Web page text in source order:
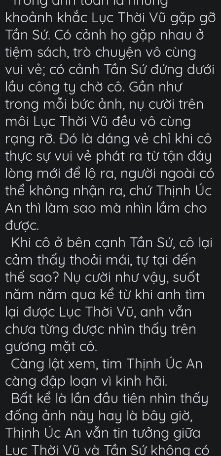
khoảnh khắc Lục Thời Vũ gặp gỡ
Tần Sứ. Có cảnh họ gặp nhau ở
tiệm sách, trò chuyện vô cùng
vui vẻ; có cảnh Tần Sứ đứng dưới
lầu công ty chờ cô. Gần như
trong mỗi bức ảnh, nụ cười trên
môi Lục Thời Vũ đều vô cùng
rạng rỡ. Đó là dáng vẻ chỉ khi cô
thực sự vui vẻ phát ra từ tận đáy
lòng mới để lộ ra, người ngoài có
thể không nhận ra, chứ Thịnh Úc
An thì làm sao mà nhìn lầm cho
được.
Khi cô ở bên cạnh Tần Sứ, cô lại
cảm thấy thoải mái, tự tại đến
thế sao? Nụ cười như vậy, suốt
năm năm qua kể từ khi anh tìm
lại được Lục Thời Vũ, anh vẫn
chưa từng được nhìn thấy trên
gương mặt cô.
Càng lật xem, tim Thịnh Úc An
càng đập loạn vì kinh hãi.
Bất kể là lần đầu tiên nhìn thấy
đống ảnh này hay là bây giờ,
Thịnh Úc An vẫn tin tưởng giữa
Lục Thời Vũ và Tần Sứ không có